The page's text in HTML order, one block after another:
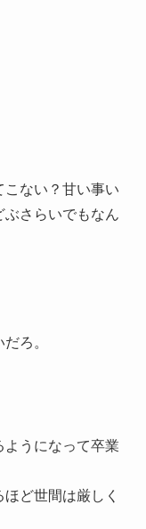
こない？甘い事い
ぶさらいでもなん
ろ。
うになって卒業
ど世間は厳しく